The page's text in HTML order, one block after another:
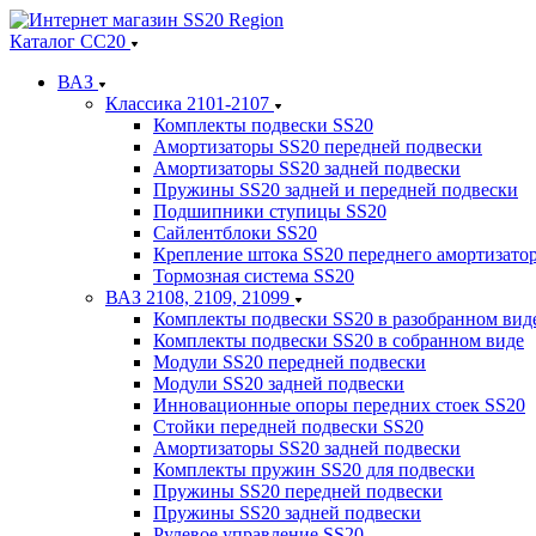
Каталог СС20
ВАЗ
Классика 2101-2107
Комплекты подвески SS20
Амортизаторы SS20 передней подвески
Амортизаторы SS20 задней подвески
Пружины SS20 задней и передней подвески
Подшипники ступицы SS20
Сайлентблоки SS20
Крепление штока SS20 переднего
Тормозная система SS20
ВАЗ 2108, 2109, 21099
Комплекты подвески SS20 в разобранном
Комплекты подвески SS20 в собранном виде
Модули SS20 передней подвески
Модули SS20 задней подвески
Инновационные опоры передних стоек SS20
Стойки передней подвески SS20
Амортизаторы SS20 задней подвески
Комплекты пружин SS20 для подвески
Пружины SS20 передней подвески
Пружины SS20 задней подвески